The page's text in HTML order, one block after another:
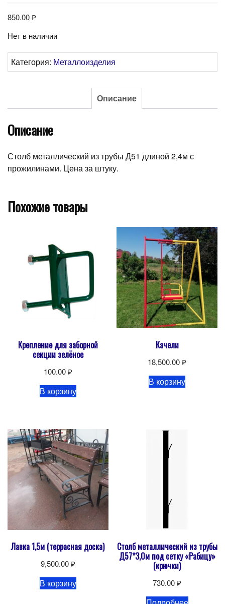
850.00₽
Нет в наличии
Категория: Металлоизделия
Описание
Описание
Столб металлический из трубы Д51 длиной 2,4м с
прожилинами. Цена за штуку.
Похожие товары
Крепление для заборной
секции зелёное
100.00₽
В корзину
Качели
18,500.00₽
В корзину
Лавка 1,5м (террасная доска)
9,500.00₽
В корзину
Столб металлический из трубы
Д57*3,0м под сетку «Рабицу»
(крючки)
730.00₽